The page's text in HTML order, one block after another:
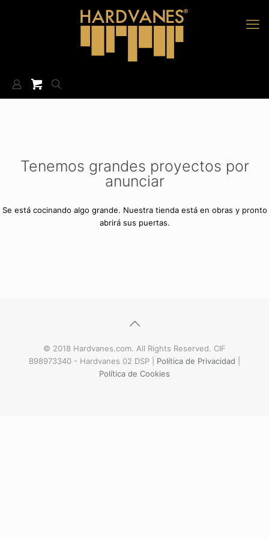
Tenemos grandes proyectos por
anunciar
Se está cocinando algo grande. Nuestra tienda está en obras y pronto
abrirá sus puertas.
© 2018 Hardvanes.com. All Rights Reserved. CIF
B98973340 - Hardvanes 02 DSP | Política de Privacidad
Política de Cookies